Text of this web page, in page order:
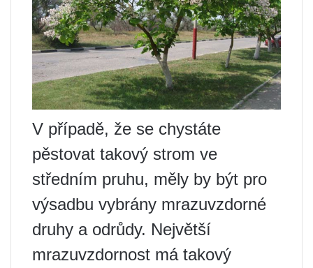
V případě, že se chystáte
pěstovat takový strom ve
středním pruhu, měly by být pro
výsadbu vybrány mrazuvzdorné
druhy a odrůdy. Největší
mrazuvzdornost má takový